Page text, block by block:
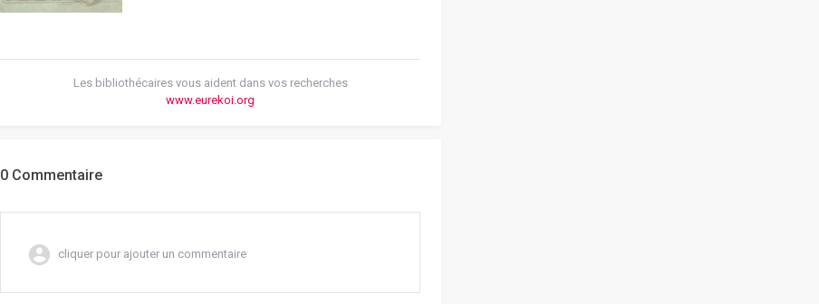
Les bibliothécaires vous aident dans vos recherches
www.eurekoi.org
0 Commentaire
cliquer pour ajouter un commentaire